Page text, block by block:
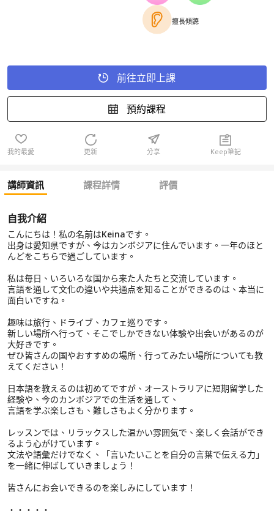
擅長傾聽
前往立即上課
預約課程
我的最愛 更新 分享 Keep筆記
講師資訊 課程詳情 評價
自我介紹
こんにちは！私の名前はKeinaです。
出身は愛知県ですが、今はカンボジアに住んでいます。一年のほと
んどをこちらで過ごしています。
私は毎日、いろいろな国から来た人たちと交流しています。
言語を通して文化の違いや共通点を知ることができるのは、本当に
面白いですね。
趣味は旅行、ドライブ、カフェ巡りです。
新しい場所へ行って、そこでしかできない体験や出会いがあるのが
大好きです。
ぜひ皆さんの国やおすすめの場所、行ってみたい場所についても教
えてください！
日本語を教えるのは初めてですが、オーストラリアに短期留学した
経験や、今のカンボジアでの生活を通して、
言語を学ぶ楽しさも、難しさもよく分かります。
レッスンでは、リラックスした温かい雰囲気で、楽しく会話ができ
るよう心がけています。
文法や語彙だけでなく、「言いたいことを自分の言葉で伝える力」
を一緒に伸ばしていきましょう！
皆さんにお会いできるのを楽しみにしています！
・・・・・